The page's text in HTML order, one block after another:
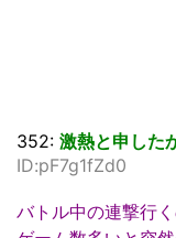
352: 激熱と申した
ID:pF7g1fZd0
バトル中の連撃行